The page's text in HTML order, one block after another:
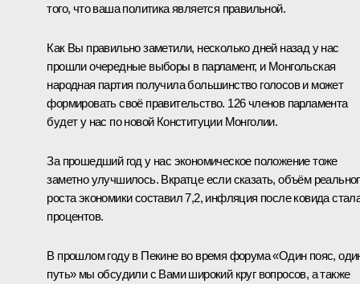
того, что ваша политика является правильной.
Как Вы правильно заметили, несколько дней назад у нас
прошли очередные выборы в парламент, и Монгольская
народная партия получила большинство голосов и может
формировать своё правительство. 126 членов парламента
будет у нас по новой Конституции Монголии.
За прошедший год у нас экономическое положение тоже
заметно улучшилось. Вкратце если сказать, объём
роста экономики составил 7,2, инфляция после ковида
процентов.
В прошлом году в Пекине во время форума «Один пояс,
путь» мы обсудили с Вами широкий круг вопросов, а также